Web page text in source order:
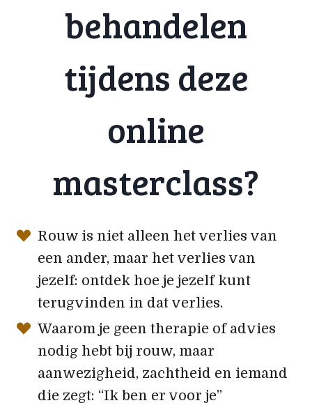
behandelen
tijdens deze
online
masterclass?
Rouw is niet alleen het verlies van
een ander, maar het verlies van
jezelf: ontdek hoe je jezelf kunt
terugvinden in dat verlies.
Waarom je geen therapie of advies
nodig hebt bij rouw, maar
aanwezigheid, zachtheid en iemand
die zegt: “Ik ben er voor je”